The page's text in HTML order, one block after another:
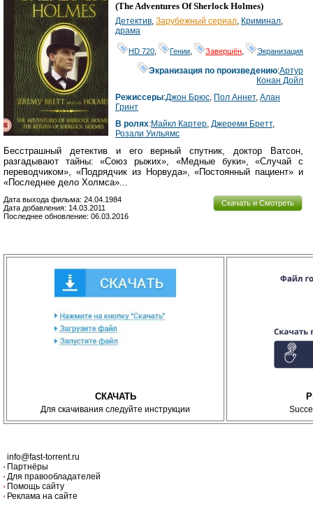
(The Adventures Of Sherlock Holmes)
Детектив, Зарубежный сериал, Криминал,
драма
HD 720 Гении Завершён Экранизация
Экранизация по произведению:Артур
Конан Дойл
Режиссеры:Джон Брюс, Пол Аннет, Алан
Гринт
В ролях:Майкл Картер, Джереми Бретт,
Розали Уильямс
Бесстрашный детектив и его верный спутник, доктор Ватсон,
разгадывают тайны: «Союз рыжих», «Медные буки», «Случай с
переводчиком», «Подрядчик из Норвуда», «Постоянный пациент» и
«Последнее дело Холмса»...
Скачать и Смотреть
Дата выхода фильма: 24.04.1984
Дата добавления: 14.03.2011
Последнее обновление: 06.03.2016
СКАЧАТЬ
Для скачивания следуйте инструкции
info@fast-torrent.ru
Партнёры
Для правообладателей
Помощь сайту
Реклама на сайте